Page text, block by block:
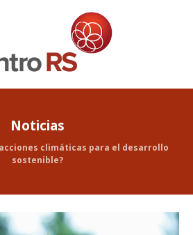
Noticias
climáticas para el desarrollo
sostenible?